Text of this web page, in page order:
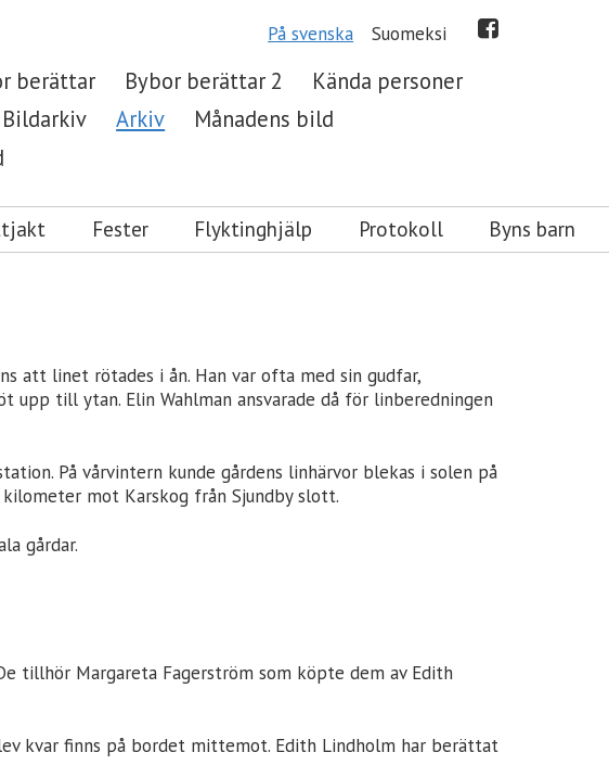
På svenska Suomeksi
berättar Bybor berättar 2
Kända personer
Bildarkiv Arkiv
Månadens bild
Fester Flyktinghjälp Protokoll Byns barn
att linet rötades i ån. Han var ofta med sin gudfar,
till ytan. Elin Wahlman ansvarade då för linberedningen
På vårvintern kunde gårdens linhärvor blekas i solen på
mot Karskog från Sjundby slott.
gårdar.
tillhör Margareta Fagerström som köpte dem av Edith
kvar finns på bordet mittemot. Edith Lindholm har berättat